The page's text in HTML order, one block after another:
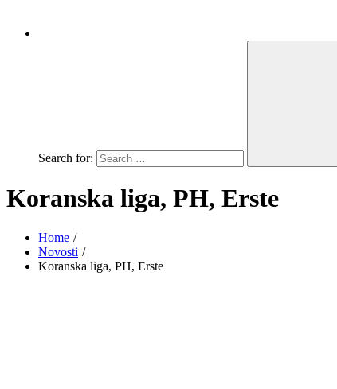
Search for:
Koranska liga, PH, Erste
Home
Novosti
Koranska liga, PH, Erste